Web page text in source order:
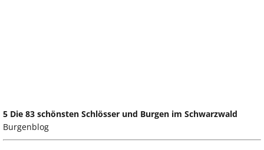
5 Die 83 schönsten Schlösser und Burgen im Schwarzwald
Burgenblog